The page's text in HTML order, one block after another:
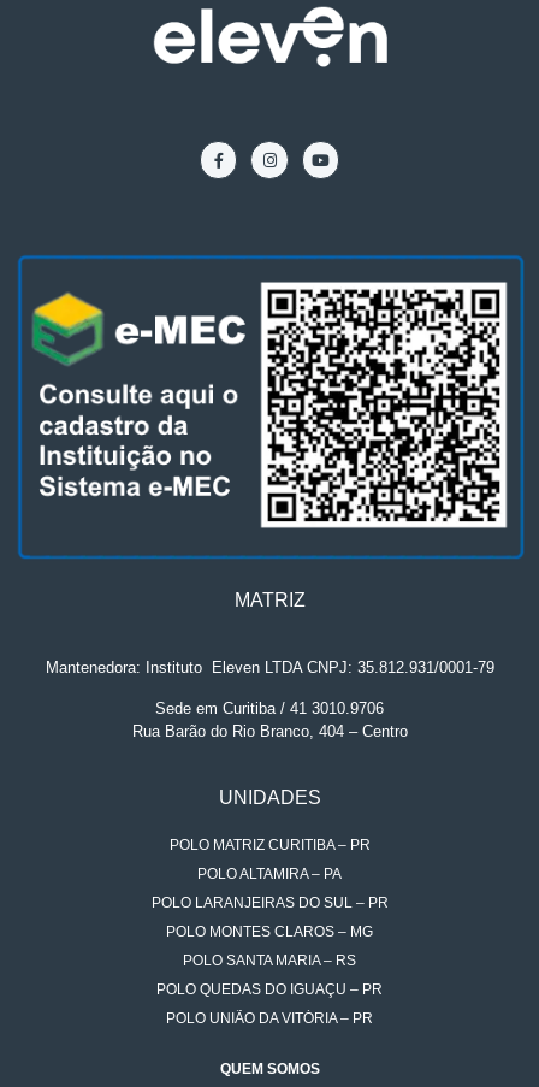
MATRIZ
Mantenedora: Instituto. Eleven LTDA CNPJ: 35.812.931/0001-79
Sede em Curitiba / 41 3010.9706
Rua Barão do Rio Branco, 404 – Centro
UNIDADES
POLO MATRIZ CURITIBA – PR
POLO ALTAMIRA – PA
POLO LARANJEIRAS DO SUL – PR
POLO MONTES CLAROS – MG
POLO SANTA MARIA – RS
POLO QUEDAS DO IGUAÇU – PR
POLO UNIÃO DA VITÓRIA – PR
QUEM SOMOS